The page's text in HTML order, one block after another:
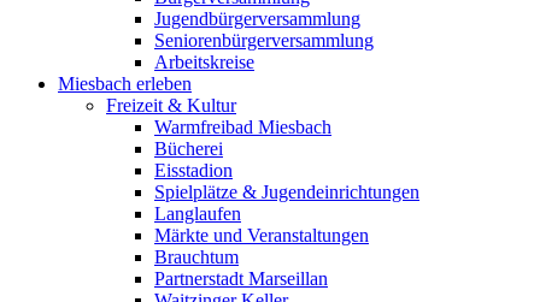
Jugendbürgerversammlung
Seniorenbürgerversammlung
Arbeitskreise
Miesbach erleben
Freizeit & Kultur
Warmfreibad Miesbach
Bücherei
Eisstadion
Spielplätze & Jugendeinrichtungen
Langlaufen
Märkte und Veranstaltungen
Brauchtum
Partnerstadt Marseillan